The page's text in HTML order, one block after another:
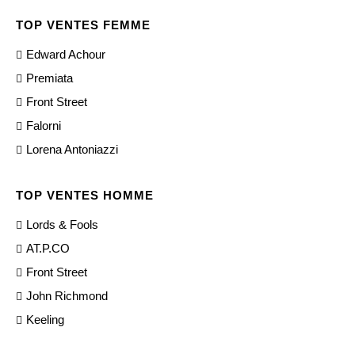
TOP VENTES FEMME
Edward Achour
Premiata
Front Street
Falorni
Lorena Antoniazzi
TOP VENTES HOMME
Lords & Fools
AT.P.CO
Front Street
John Richmond
Keeling